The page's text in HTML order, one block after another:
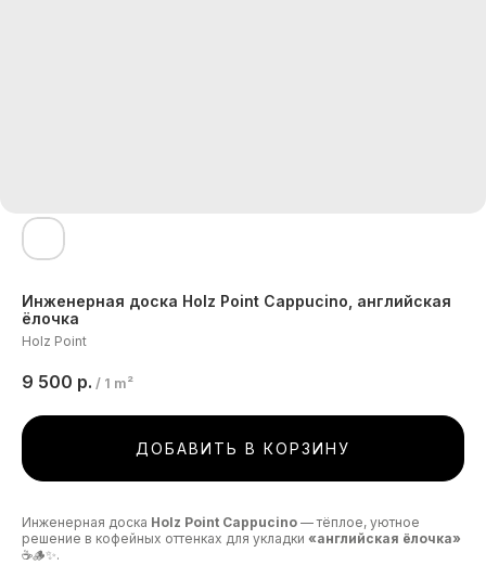
Инженерная доска Holz Point Cappucino, английская
ёлочка
Holz Point
9 500 р. / 1 m²
ДОБАВИТЬ В КОРЗИНУ
Инженерная доска Holz Point Cappucino — тёплое, уютное
решение в кофейных оттенках для укладки «английская ёлочка»
☕🪵✨.